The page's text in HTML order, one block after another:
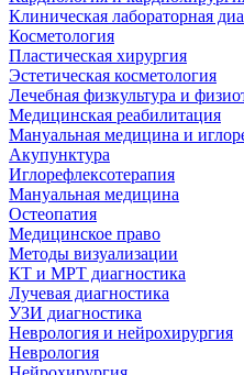
Клиническая лабораторная
Косметология
Пластическая хирургия
Эстетическая косметология
Лечебная физкультура и
Медицинская реабилитация
Мануальная медицина и
Акупунктура
Иглорефлексотерапия
Мануальная медицина
Остеопатия
Медицинское право
Методы визуализации
КТ и МРТ диагностика
Лучевая диагностика
УЗИ диагностика
Неврология и нейрохирургия
Неврология